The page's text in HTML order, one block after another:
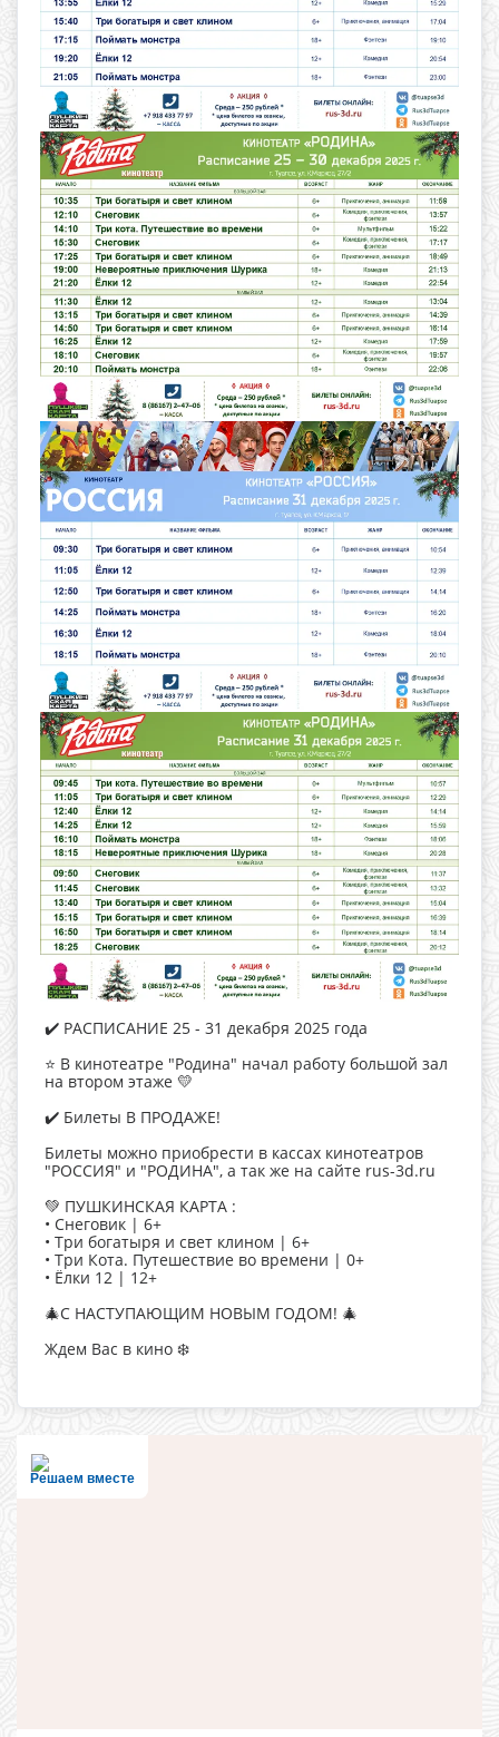
✔️ РАСПИСАНИЕ 25 - 31 декабря 2025 года
⭐️ В кинотеатре "Родина" начал работу большой зал
на втором этаже 💛
✔️ Билеты В ПРОДАЖЕ!
Билеты можно приобрести в кассах кинотеатров
"РОССИЯ" и "РОДИНА", а так же на сайте rus-3d.ru
💚 ПУШКИНСКАЯ КАРТА :
• Снеговик | 6+
• Три богатыря и свет клином | 6+
• Три Кота. Путешествие во времени | 0+
• Ёлки 12 | 12+
🎄С НАСТУПАЮЩИМ НОВЫМ ГОДОМ! 🎄
Ждем Вас в кино ❄️
Решаем вместе